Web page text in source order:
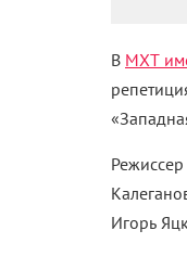
В МХТ
Игорь